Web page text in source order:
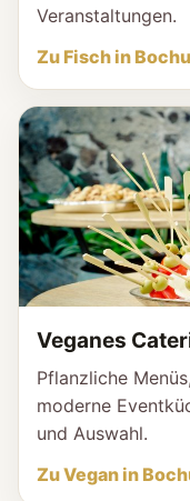
Veranstaltungen.
Zu Fisch in
Veganes
Pflanzliche
moderne
und Auswahl.
Zu Vegan in